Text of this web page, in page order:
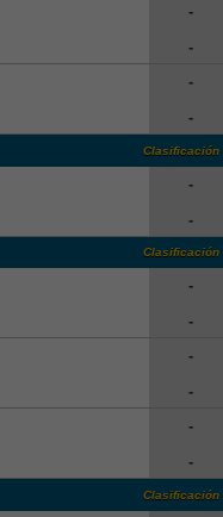
-
-
-
-
Clasificación
-
-
Clasificación
-
-
-
-
-
-
Clasificación